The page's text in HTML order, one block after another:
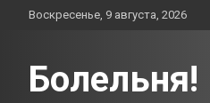
ПерейтиВоскресенье, 9 августа, 2026
Болельня!